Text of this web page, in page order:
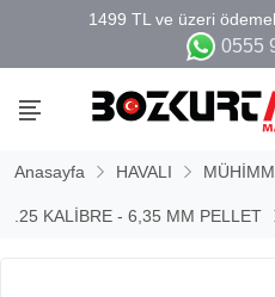
0555
Anasayfa HAVALI
.25 KALİBRE - 6,35 MM PELLET